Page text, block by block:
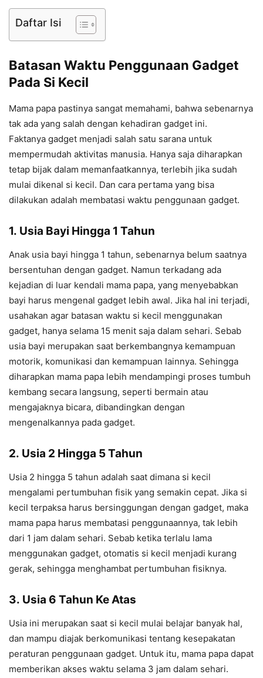
Daftar Isi
Batasan Waktu Penggunaan Gadget
Pada Si Kecil
Mama papa pastinya sangat memahami, bahwa sebenarnya
tak ada yang salah dengan kehadiran gadget ini.
Faktanya gadget menjadi salah satu sarana untuk
mempermudah aktivitas manusia. Hanya saja diharapkan
tetap bijak dalam memanfaatkannya, terlebih jika sudah
mulai dikenal si kecil. Dan cara pertama yang bisa
dilakukan adalah membatasi waktu penggunaan gadget.
1. Usia Bayi Hingga 1 Tahun
Anak usia bayi hingga 1 tahun, sebenarnya belum saatnya
bersentuhan dengan gadget. Namun terkadang ada
kejadian di luar kendali mama papa, yang menyebabkan
bayi harus mengenal gadget lebih awal. Jika hal ini terjadi,
usahakan agar batasan waktu si kecil menggunakan
gadget, hanya selama 15 menit saja dalam sehari. Sebab
usia bayi merupakan saat berkembangnya kemampuan
motorik, komunikasi dan kemampuan lainnya. Sehingga
diharapkan mama papa lebih mendampingi proses tumbuh
kembang secara langsung, seperti bermain atau
mengajaknya bicara, dibandingkan dengan
mengenalkannya pada gadget.
2. Usia 2 Hingga 5 Tahun
Usia 2 hingga 5 tahun adalah saat dimana si kecil
mengalami pertumbuhan fisik yang semakin cepat. Jika si
kecil terpaksa harus bersinggungan dengan gadget, maka
mama papa harus membatasi penggunaannya, tak lebih
dari 1 jam dalam sehari. Sebab ketika terlalu lama
menggunakan gadget, otomatis si kecil menjadi kurang
gerak, sehingga menghambat pertumbuhan fisiknya.
3. Usia 6 Tahun Ke Atas
Usia ini merupakan saat si kecil mulai belajar banyak hal,
dan mampu diajak berkomunikasi tentang kesepakatan
peraturan penggunaan gadget. Untuk itu, mama papa dapat
memberikan akses waktu selama 3 jam dalam sehari.